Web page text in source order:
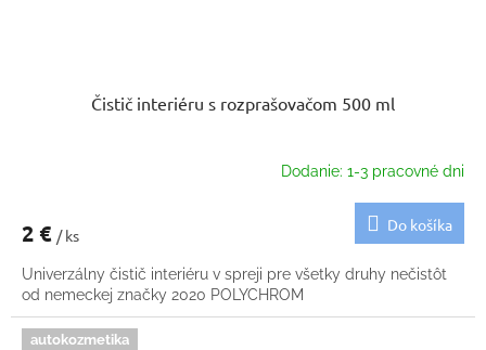
Čistič interiéru s rozprašovačom 500 ml
Dodanie: 1-3 pracovné dni
2 € / ks
Do košíka
Univerzálny čistič interiéru v spreji pre všetky druhy nečistôt
od nemeckej značky 2020 POLYCHROM
autokozmetika